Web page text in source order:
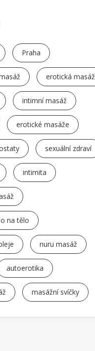
Praha
erotická masáž
intimní masáž
erotické masáže
sexuální zdraví
intimita
na tělo
nuru masáž
autoerotika
masážní svíčky